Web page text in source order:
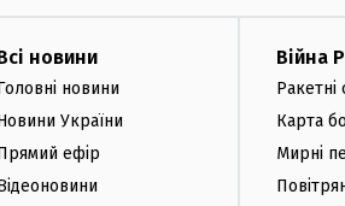
новини
новини
України
ефір
Війна
Ракетні
Карта
Мирні